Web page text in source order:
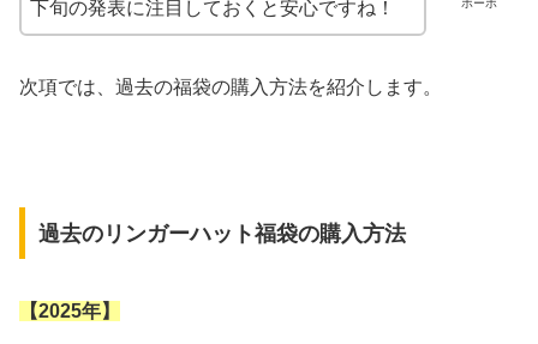
ホーホ
下旬の発表に注目しておくと安心ですね！
次項では、過去の福袋の購入方法を紹介します。
過去のリンガーハット福袋の購入方法
【2025年】